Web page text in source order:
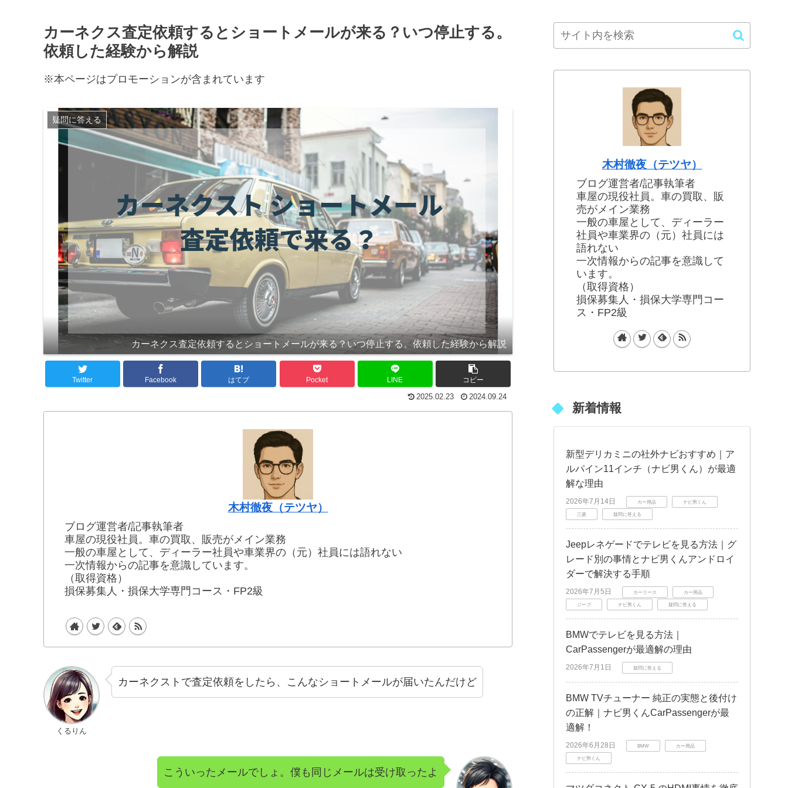
カーネクス査定依頼するとショートメールが来る？いつ停止する。
依頼した経験から解説
※本ページはプロモーションが含まれています
疑問に答える
カーネクス査定依頼するとショートメールが来る？いつ停止する。依頼した経験から解説
Twitter Facebook はてブ Pocket LINE コピー
2025.02.23 2024.09.24
木村徹夜（テツヤ）
ブログ運営者/記事執筆者
車屋の現役社員。車の買取、販売がメイン業務
一般の車屋として、ディーラー社員や車業界の（元）社員には語れない
一次情報からの記事を意識しています。
（取得資格）
損保募集人・損保大学専門コース・FP2級
くるりん
カーネクストで査定依頼をしたら、こんなショートメールが届いたんだけど
こういったメールでしょ。僕も同じメールは受け取ったよ
木村徹夜（テツヤ）
ブログ運営者/記事執筆者
車屋の現役社員。車の買取、販
売がメイン業務
一般の車屋として、ディーラー
社員や車業界の（元）社員には
語れない
一次情報からの記事を意識して
います。
（取得資格）
損保募集人・損保大学専門コー
ス・FP2級
新着情報
新型デリカミニの社外ナビおすすめ｜ア
ルパイン11インチ（ナビ男くん）が最適
解な理由
2026年7月14日 カー用品 ナビ男くん
三菱 疑問に答える
Jeepレネゲードでテレビを見る方法｜グ
レード別の事情とナビ男くんアンドロイ
ダーで解決する手順
2026年7月5日 カーリース カー用品
ジープ ナビ男くん 疑問に答える
BMWでテレビを見る方法｜
CarPassengerが最適解の理由
2026年7月1日 疑問に答える
BMW TVチューナー 純正の実態と後付け
の正解｜ナビ男くんCarPassengerが最
適解！
2026年6月28日 BMW カー用品
ナビ男くん